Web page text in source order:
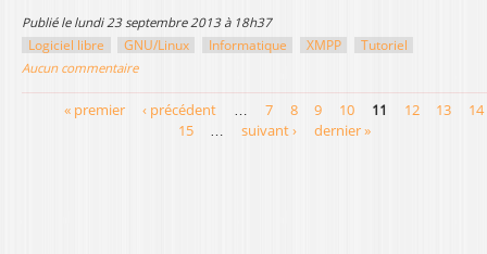
publié le lundi 23 septembre 2013 à 18h37
Logiciel libre
GNU/Linux Informatique XMPP
Tutoriel
Aucun commentaire
« premier ‹ précédent … 7 8 9 10 11 12 13
14
15
… suivant › dernier »